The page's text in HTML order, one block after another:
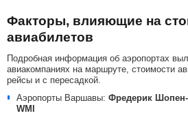
Факторы, влияющие на
авиабилетов
Подробная информация об аэропортах
авиакомпаниях на маршруте, стоимости
рейсы и с пересадкой.
Аэропорты Варшавы: Фредерик Шопен-
WMI